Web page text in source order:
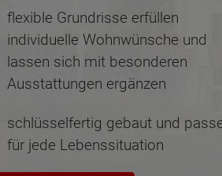
flexible Grundrisse erfüllen
individuelle Wohnwünsche und
lassen sich mit besonderen
Ausstattungen ergänzen
schlüsselfertig gebaut und
für jede Lebenssituation